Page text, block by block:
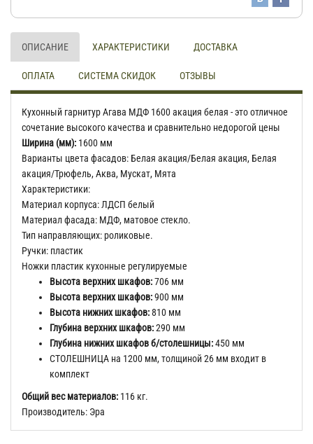
ОПИСАНИЕ ХАРАКТЕРИСТИКИ ДОСТАВКА
ОПЛАТА СИСТЕМА СКИДОК ОТЗЫВЫ
Кухонный гарнитур Агава МДФ 1600 акация белая - это отличное
сочетание высокого качества и сравнительно недорогой цены
Ширина (мм): 1600 мм
Варианты цвета фасадов: Белая акация/Белая акация, Белая
акация/Трюфель, Аква, Мускат, Мята
Характеристики:
Материал корпуса: ЛДСП белый
Материал фасада: МДФ, матовое стекло.
Тип направляющих: роликовые.
Ручки: пластик
Ножки пластик кухонные регулируемые
Высота верхних шкафов:706 мм
Высота верхних шкафов:900 мм
Высота нижних шкафов:810 мм
Глубина верхних шкафов:290 мм
Глубина нижних шкафов б/столешницы:450 мм
СТОЛЕШНИЦА на 1200 мм, толщиной 26 мм входит в
комплект
Общий вес материалов: 116 кг.
Производитель: Эра